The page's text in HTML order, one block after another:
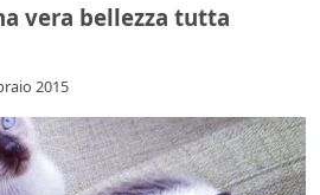
vera bellezza tutta
2015